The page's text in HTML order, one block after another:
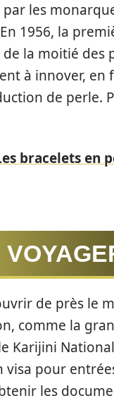
les
1956, la
la moitié des
à innover, en
de perle.
bracelets en
de près le
comme la
Karijini
visa pour
les